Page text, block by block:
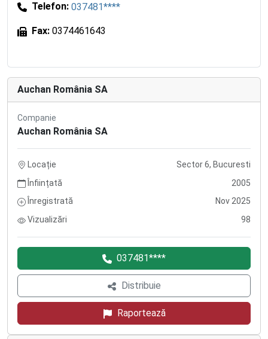
Telefon: 037481****
Fax: 0374461643
Auchan România SA
Companie
Auchan România SA
Locație
Sector 6, Bucuresti
Înființată
2005
Înregistrată
Nov 2025
Vizualizări
98
037481****
Distribuie
Raportează